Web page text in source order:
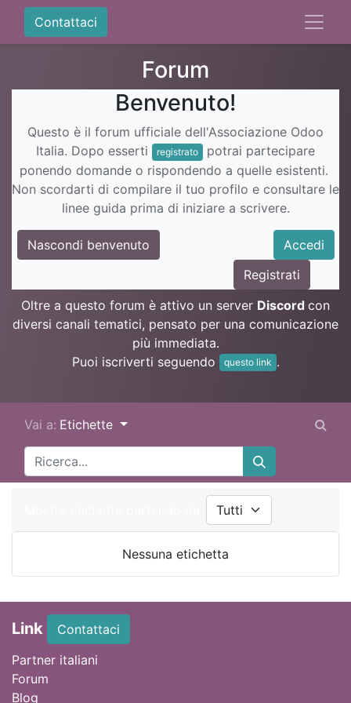
Contattaci
Forum
Benvenuto!
Questo è il forum ufficiale dell'Associazione Odoo
Italia. Dopo esserti
registrato
potrai partecipare
ponendo domande o rispondendo a quelle esistenti.
Non scordarti di compilare il tuo profilo e consultare le
linee guida prima di iniziare a scrivere.
Nascondi benvenuto
Accedi
Registrati
Oltre a questo forum è attivo un server Discord con
diversi canali tematici, pensato per una comunicazione
più immediata.
Puoi iscriverti seguendo
questo link .
Vai a: Etichette
Nessuna etichetta
Link
Contattaci
Partner italiani
Forum
Blog